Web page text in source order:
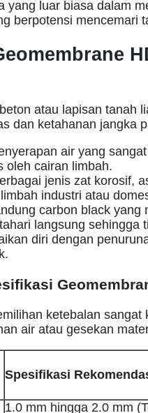
yang luar biasa dalam
berpotensi mencemari
atau lapisan tanah
dan ketahanan jangka
air yang
oleh cairan limbah.
jenis zat korosif,
industri atau
carbon black yang
langsung sehingga
diri dengan
ketebalan sangat
air atau gesekan
Spesifikasi
1.0 mm hingga 2.0 mm